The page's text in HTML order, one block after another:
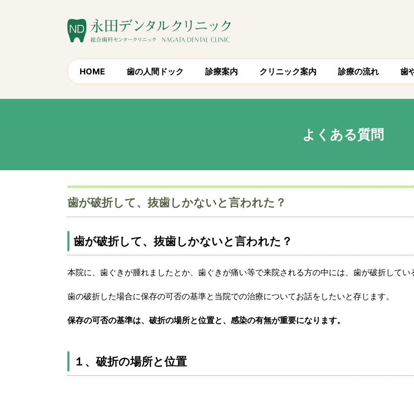
HOME 歯の人間ドック 診療案内 クリニック案内 診療の流れ 歯
よくある質問
歯が破折して、抜歯しかないと言われた？
歯が破折して、抜歯しかないと言われた？
本院に、歯ぐきが腫れましたとか、歯ぐきが痛い等で来院される方の中には、歯が破折してい
歯の破折した場合に保存の可否の基準と当院での治療についてお話をしたいと存じます。
保存の可否の基準は、破折の場所と位置と、感染の有無が重要になります。
１、破折の場所と位置